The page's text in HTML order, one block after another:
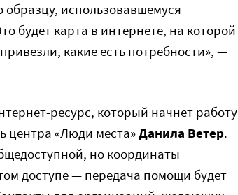
использовавшемуся
будет карта в интернете, на которой
какие есть потребности», —
ресурс, который начнет работу
центра «Люди места»Данила Ветер.
но координаты
доступе — передача помощи будет